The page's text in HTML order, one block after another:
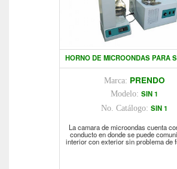
HORNO DE MICROONDAS PARA
Marca: PRENDO
Modelo: SIN 1
No. Catálogo: SIN 1
La camara de microondas cuenta
conducto en donde se puede
interior con exterior sin problema de